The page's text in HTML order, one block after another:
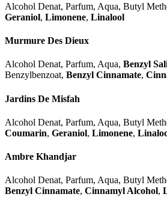
Alcohol Denat, Parfum, Aqua, Butyl
Geraniol, Limonene, Linalool
Murmure Des Dieux
Alcohol Denat, Parfum, Aqua, Benzyl
Benzylbenzoat, Benzyl Cinnamate,
Jardins De Misfah
Alcohol Denat, Parfum, Aqua, Butyl
Coumarin, Geraniol, Limonene,
Ambre Khandjar
Alcohol Denat, Parfum, Aqua, Butyl
Benzyl Cinnamate, Cinnamyl Alcohol,